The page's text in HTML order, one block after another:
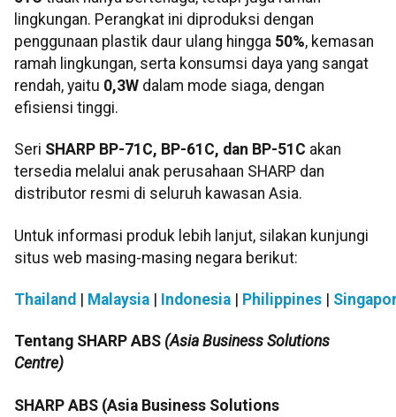
lingkungan. Perangkat ini diproduksi dengan
penggunaan plastik daur ulang hingga 50%, kemasan
ramah lingkungan, serta konsumsi daya yang sangat
rendah, yaitu 0,3W dalam mode siaga, dengan
efisiensi tinggi.
Seri SHARP BP-71C, BP-61C, dan BP-51C akan
tersedia melalui anak perusahaan SHARP dan
distributor resmi di seluruh kawasan Asia.
Untuk informasi produk lebih lanjut, silakan kunjungi
situs web masing-masing negara berikut:
Thailand Malaysia Indonesia Philippines
Tentang SHARP ABS (Asia Business Solutions
Centre)
SHARP ABS (Asia Business Solutions